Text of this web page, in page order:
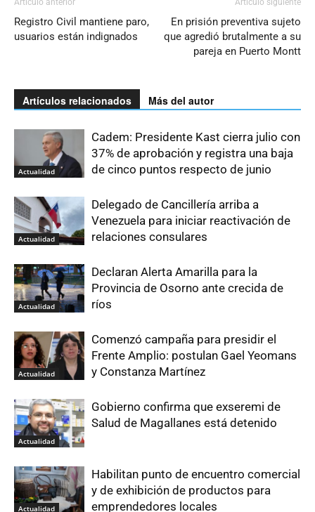
Artículo anterior
Registro Civil mantiene paro,
usuarios están indignados
Artículo siguiente
En prisión preventiva sujeto
que agredió brutalmente a su
pareja en Puerto Montt
Artículos relacionados Más del autor
Actualidad
Cadem: Presidente Kast cierra julio con
37% de aprobación y registra una baja
de cinco puntos respecto de junio
Actualidad
Delegado de Cancillería arriba a
Venezuela para iniciar reactivación de
relaciones consulares
Actualidad
Declaran Alerta Amarilla para la
Provincia de Osorno ante crecida de
ríos
Actualidad
Comenzó campaña para presidir el
Frente Amplio: postulan Gael Yeomans
y Constanza Martínez
Actualidad
Gobierno confirma que exseremi de
Salud de Magallanes está detenido
Actualidad
Habilitan punto de encuentro comercial
y de exhibición de productos para
emprendedores locales